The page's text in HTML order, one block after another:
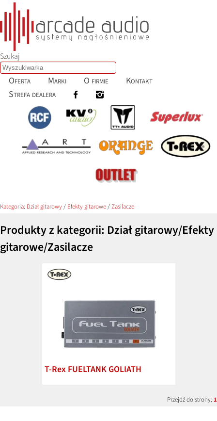
Szukaj
Oferta Marki O firmie
Kontakt
Strefa dealera
Kategoria: Dział gitarowy/ Efekty gitarowe/Zasilacze
Produkty z kategorii: Dział gitarowy/Efekty
gitarowe/Zasilacze
T-Rex FUELTANK GOLIATH
Przejdź do strony: 1